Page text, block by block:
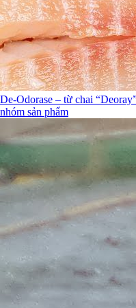
De-Odorase – từ chai
nhóm sản phẩm